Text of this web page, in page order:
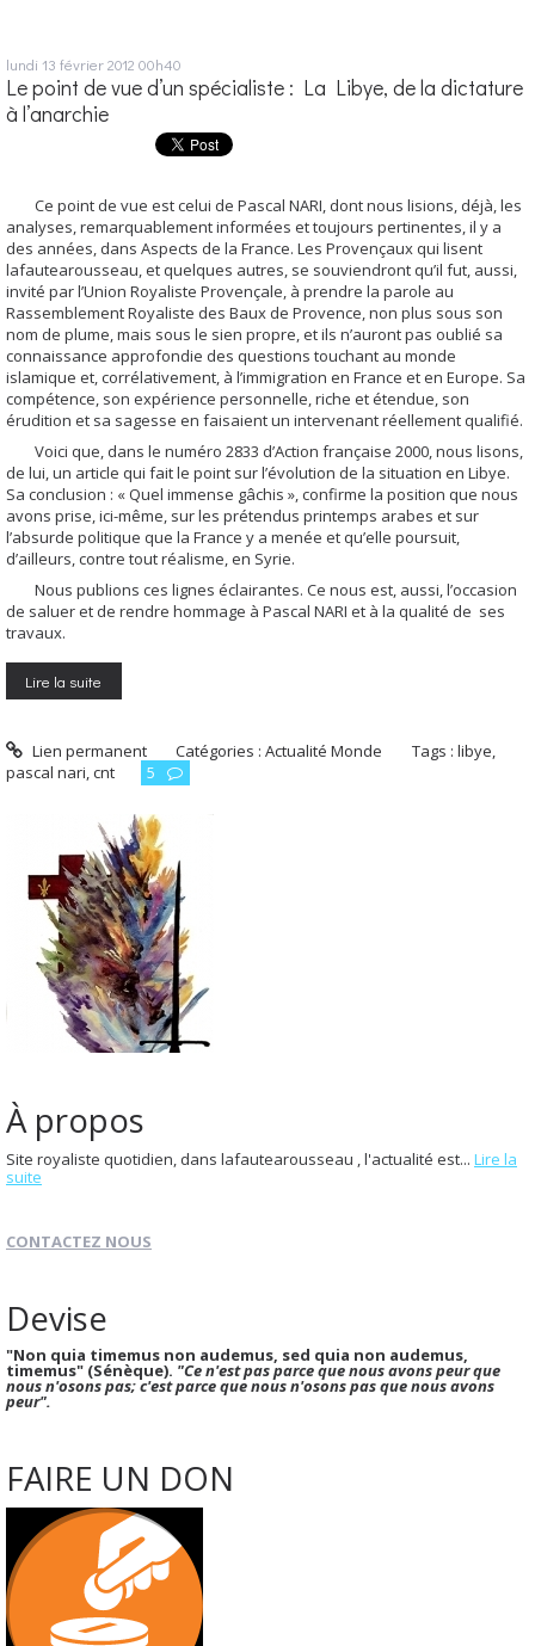
lundi 13 février 2012 00h40
Le point de vue d’un spécialiste : La Libye, de la dictature
à l’anarchie
Ce point de vue est celui de Pascal NARI, dont nous lisions, déjà, les
analyses, remarquablement informées et toujours pertinentes, il y a
des années, dans Aspects de la France. Les Provençaux qui lisent
lafautearousseau, et quelques autres, se souviendront qu’il fut, aussi,
invité par l’Union Royaliste Provençale, à prendre la parole au
Rassemblement Royaliste des Baux de Provence, non plus sous son
nom de plume, mais sous le sien propre, et ils n’auront pas oublié sa
connaissance approfondie des questions touchant au monde
islamique et, corrélativement, à l’immigration en France et en Europe. Sa
compétence, son expérience personnelle, riche et étendue, son
érudition et sa sagesse en faisaient un intervenant réellement qualifié.
Voici que, dans le numéro 2833 d’Action française 2000, nous lisons,
de lui, un article qui fait le point sur l’évolution de la situation en Libye.
Sa conclusion : « Quel immense gâchis », confirme la position que nous
avons prise, ici-même, sur les prétendus printemps arabes et sur
l’absurde politique que la France y a menée et qu’elle poursuit,
d’ailleurs, contre tout réalisme, en Syrie.
Nous publions ces lignes éclairantes. Ce nous est, aussi, l’occasion
de saluer et de rendre hommage à Pascal NARI et à la qualité de ses
travaux.
Lire la suite
Lien permanent Catégories :Actualité Monde Tags :libye,
pascal nari,cnt 5
À propos
Site royaliste quotidien, dans lafautearousseau , l'actualité est... Lire la
suite
CONTACTEZ NOUS
Devise
"Non quia timemus non audemus, sed quia non audemus,
timemus" (Sénèque). "Ce n'est pas parce que nous avons peur que
nous n'osons pas; c'est parce que nous n'osons pas que nous avons
peur".
FAIRE UN DON